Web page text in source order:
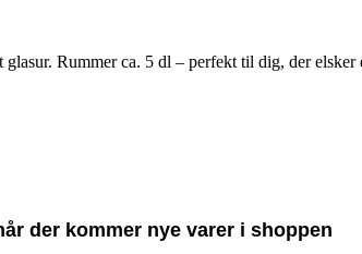
Rummer ca. 5 dl – perfekt til dig, der elsker
der kommer nye varer i shoppen